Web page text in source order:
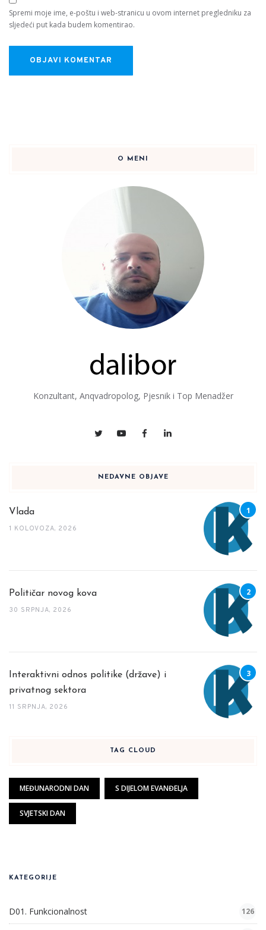
Spremi moje ime, e-poštu i web-stranicu u ovom internet pregledniku za
sljedeći put kada budem komentirao.
O MENI
Konzultant, Anqvadropolog, Pjesnik i Top Menadžer
NEDAVNE OBJAVE
Vlada
1 KOLOVOZA, 2026
Političar novog kova
30 SRPNJA, 2026
Interaktivni odnos politike (države) i
privatnog sektora
11 SRPNJA, 2026
TAG CLOUD
MEĐUNARODNI DAN S DIJELOM EVANĐELJA
SVJETSKI DAN
KATEGORIJE
D01. Funkcionalnost 126